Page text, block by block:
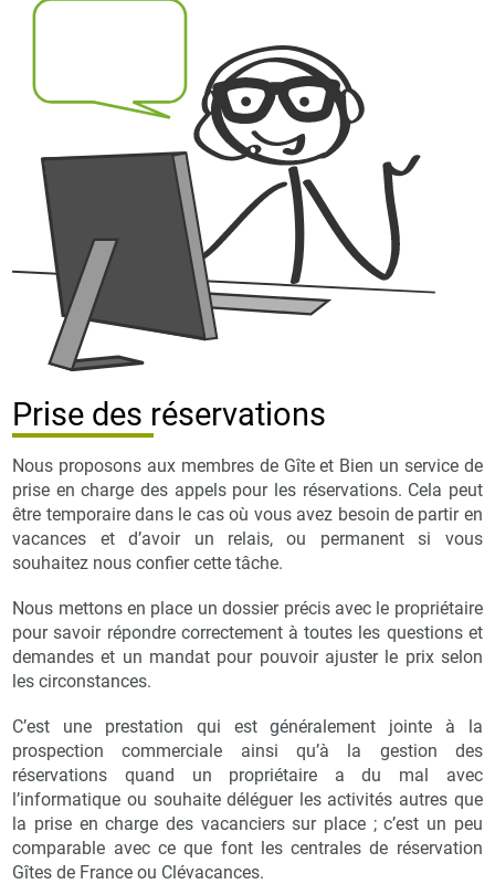
Prise des réservations
Nous proposons aux membres de Gîte et Bien un service de
prise en charge des appels pour les réservations. Cela peut
être temporaire dans le cas où vous avez besoin de partir en
vacances et d’avoir un relais, ou permanent si vous
souhaitez nous confier cette tâche.
Nous mettons en place un dossier précis avec le propriétaire
pour savoir répondre correctement à toutes les questions et
demandes et un mandat pour pouvoir ajuster le prix selon
les circonstances.
C’est une prestation qui est généralement jointe à la
prospection commerciale ainsi qu’à la gestion des
réservations quand un propriétaire a du mal avec
l’informatique ou souhaite déléguer les activités autres que
la prise en charge des vacanciers sur place ; c’est un peu
comparable avec ce que font les centrales de réservation
Gîtes de France ou Clévacances.